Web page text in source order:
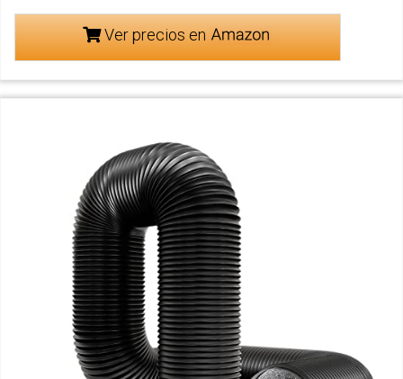
Ver precios en